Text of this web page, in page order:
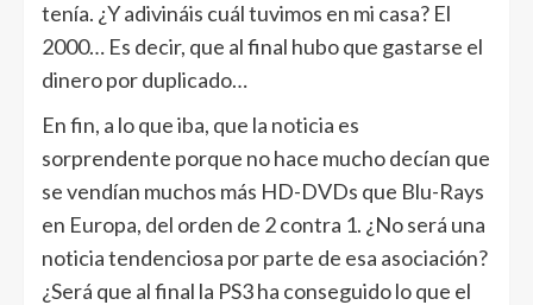
tenía. ¿Y adivináis cuál tuvimos en mi casa? El
2000… Es decir, que al final hubo que gastarse el
dinero por duplicado…
En fin, a lo que iba, que la noticia es
sorprendente porque no hace mucho decían que
se vendían muchos más HD-DVDs que Blu-Rays
en Europa, del orden de 2 contra 1. ¿No será una
noticia tendenciosa por parte de esa asociación?
¿Será que al final la PS3 ha conseguido lo que el